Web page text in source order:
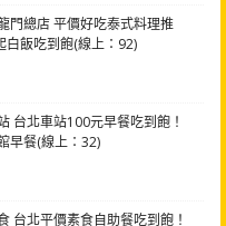
門總店 平價好吃泰式料理推
白飯吃到飽(線上：92)
台北車站100元早餐吃到飽！
早餐(線上：32)
台北平價素食自助餐吃到飽！